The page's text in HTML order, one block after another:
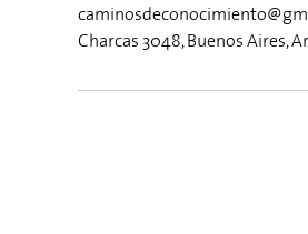
Charcas 3048, Buenos Aires,